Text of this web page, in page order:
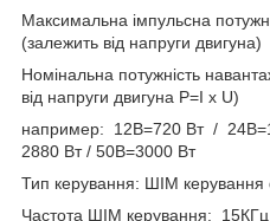
Максимальна імпульсна
(залежить від напруги двигуна)
Номінальна потужність
від напруги двигуна P=I x U)
например: 12В=720 Вт /
2880 Вт / 50В=3000 Вт
Тип керування: ШІМ керування
Частота ШІМ керування: 15КГц